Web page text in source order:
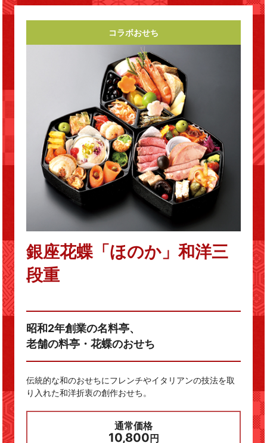
コラボおせち
銀座花蝶「ほのか」和洋三
段重
昭和2年創業の名料亭、
老舗の料亭・花蝶のおせち
伝統的な和のおせちにフレンチやイタリアンの技法を取
り入れた和洋折衷の創作おせち。
通常価格
10,800円